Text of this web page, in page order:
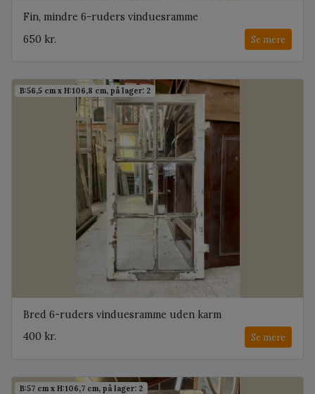
Fin, mindre 6-ruders vinduesramme
650 kr.
Se mere
B:56,5 cm x H:106,8 cm, på lager: 2
Bred 6-ruders vinduesramme uden karm
400 kr.
Se mere
B:57 cm x H:106,7 cm, på lager: 2